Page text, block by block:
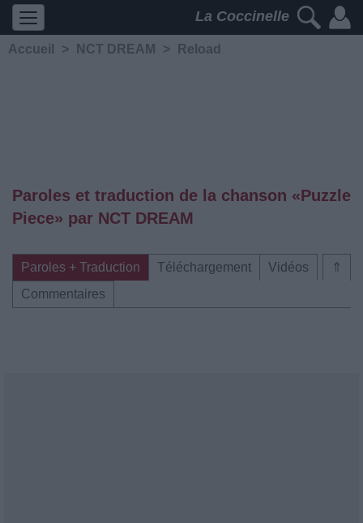
La Coccinelle
Accueil > NCT DREAM > Reload
Paroles et traduction de la chanson «Puzzle
Piece» par NCT DREAM
⇑
Paroles + Traduction Téléchargement
Vidéos
Commentaires